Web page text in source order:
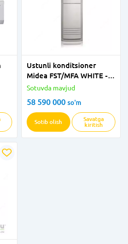
Ustunli konditsioner
Midea FST/MFA WHITE -
96
Sotuvda mavjud
58 590 000 so'm
Sotib olish
Savatga
kiritish